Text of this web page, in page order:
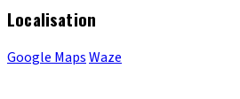
Localisation
Google MapsWaze